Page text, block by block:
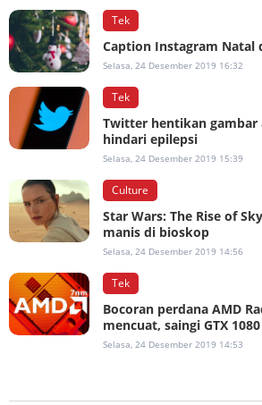
Tek
Caption Instagram Natal
Selasa, 24 Desember 2019 16:32
Tek
Twitter hentikan
hindari epilepsi
Selasa, 24 Desember 2019 15:39
Culture
Star Wars: The Rise of
manis di bioskop
Selasa, 24 Desember 2019 14:56
Tek
Bocoran perdana AMD
mencuat, saingi GTX 1080
Selasa, 24 Desember 2019 14:53